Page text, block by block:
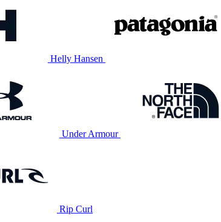
Helly Hansen
Under Armour
Rip Curl